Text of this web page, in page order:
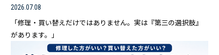
2026.07.08
「修理・買い替えだけではありません。実は『第三の選択肢』
があります。」